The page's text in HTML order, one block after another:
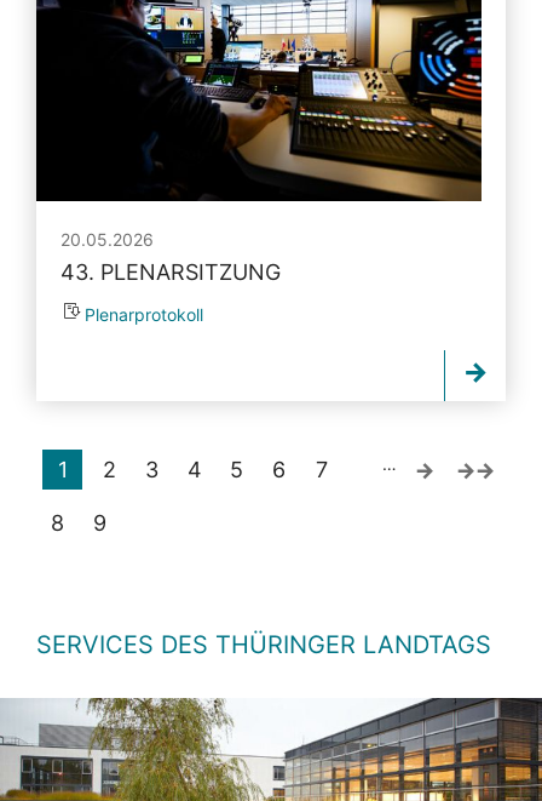
20.05.2026
43. PLENARSITZUNG
Plenarprotokoll
1 2 3 4 5 6 7
8 9
…
SERVICES DES THÜRINGER LANDTAGS